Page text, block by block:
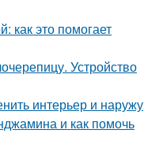
как это помогает
Устройство
интерьер и наружу
и как помочь